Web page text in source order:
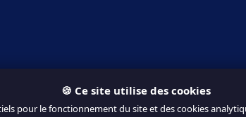
réservés.
🍪 Ce site utilise des cookies
pour le fonctionnement du site et des cookies